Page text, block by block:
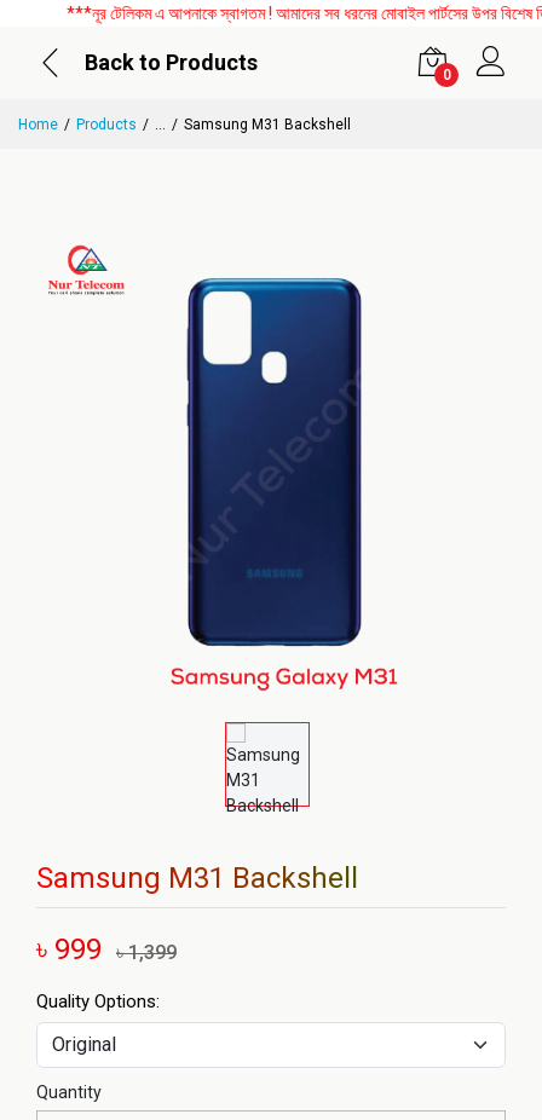
***নূর টেলিকম এ আপনাকে স্বাগতম ! আমাদের সব ধরনের মোবাইল পার্টসের উপর বিশেষ
Back to Products
0
Home Products ... Samsung M31 Backshell
Samsung M31 Backshell
৳ 999 ৳ 1,399
Quality Options:
Quantity